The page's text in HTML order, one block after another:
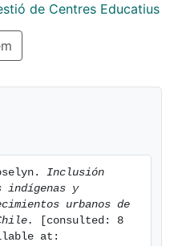
de Centres Educatius
Inclusión
indígenas y
urbanos de
[consulted: 8
at: